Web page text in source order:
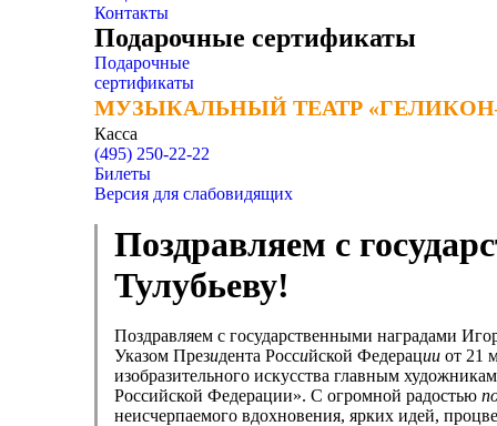
Контакты
Подарочные сертификаты
Подарочные
сертификаты
МУЗЫКАЛЬНЫЙ ТЕАТР
МУЗЫКАЛЬНЫЙ ТЕАТР
Касса
(495) 250-22-22
Билеты
Версия для слабовидящих
Поздравляем с
Тулубьеву!
Поздравляем с государственными наградами
Указом Президента Российской Федерации от 21
изобразительного искусства главным
Российской Федерации». С огромной радостью
неисчерпаемого вдохновения, ярких идей,